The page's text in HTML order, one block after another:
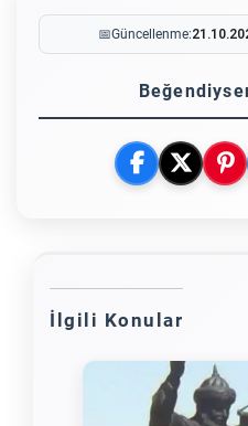
📅Güncellenme:
İlgili Konular